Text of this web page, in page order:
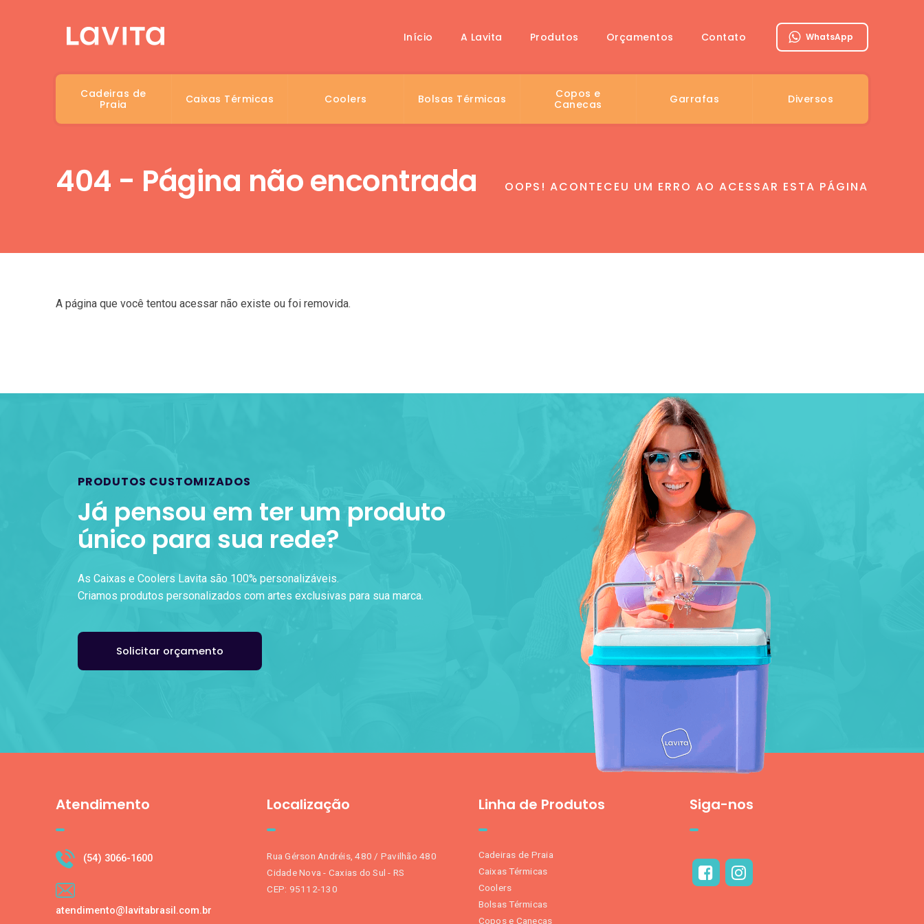
Início A Lavita Produtos Orçamentos Contato WhatsApp
Cadeiras de
Praia
Caixas Térmicas Coolers Bolsas Térmicas
Copos e
Canecas
Garrafas Diversos
404 - Página não encontrada OOPS! ACONTECEU UM ERRO AO ACESSAR ESTA PÁGINA
A página que você tentou acessar não existe ou foi removida.
PRODUTOS CUSTOMIZADOS
Já pensou em ter um produto
único para sua rede?
As Caixas e Coolers Lavita são 100% personalizáveis.
Criamos produtos personalizados com artes exclusivas para sua marca.
Solicitar orçamento
Atendimento
(54) 3066-1600
atendimento@lavitabrasil.com.br
Localização
Rua Gérson Andréis, 480 / Pavilhão 480
Cidade Nova - Caxias do Sul - RS
CEP: 95112-130
Linha de Produtos
Cadeiras de Praia
Caixas Térmicas
Coolers
Bolsas Térmicas
Copos e Canecas
Siga-nos